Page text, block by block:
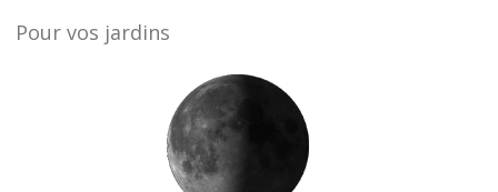
Pour vos jardins